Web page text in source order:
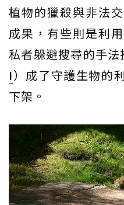
植物的獵殺與非法
成果，有些則是利
私者躲避搜尋的手
I）成了守護生物的
下架。